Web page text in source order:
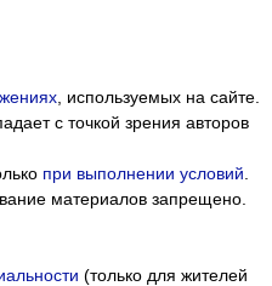
, используемых на сайте.
с точкой зрения авторов
при выполнении условий
материалов запрещено.
(только для жителей